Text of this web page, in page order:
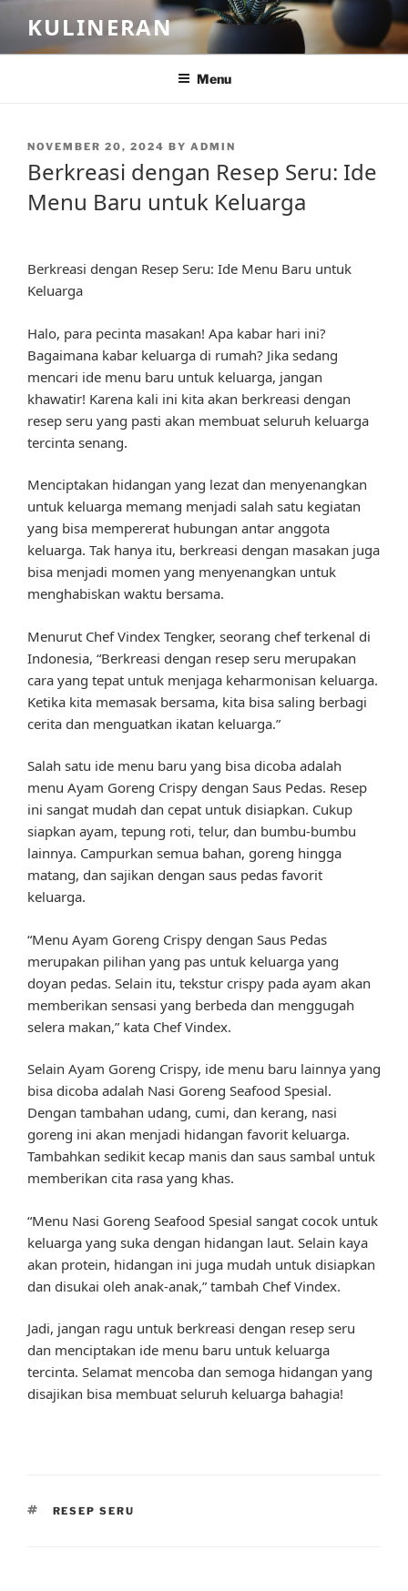
content
KULINERAN
Menu
POSTED
NOVEMBER 20, 2024 BY ADMIN
Berkreasi dengan Resep Seru: Ide
Menu Baru untuk Keluarga
Berkreasi dengan Resep Seru: Ide Menu Baru untuk
Keluarga
Halo, para pecinta masakan! Apa kabar hari ini?
Bagaimana kabar keluarga di rumah? Jika sedang
mencari ide menu baru untuk keluarga, jangan
khawatir! Karena kali ini kita akan berkreasi dengan
resep seru yang pasti akan membuat seluruh keluarga
tercinta senang.
Menciptakan hidangan yang lezat dan menyenangkan
untuk keluarga memang menjadi salah satu kegiatan
yang bisa mempererat hubungan antar anggota
keluarga. Tak hanya itu, berkreasi dengan masakan juga
bisa menjadi momen yang menyenangkan untuk
menghabiskan waktu bersama.
Menurut Chef Vindex Tengker, seorang chef terkenal di
Indonesia, “Berkreasi dengan resep seru merupakan
cara yang tepat untuk menjaga keharmonisan keluarga.
Ketika kita memasak bersama, kita bisa saling berbagi
cerita dan menguatkan ikatan keluarga.”
Salah satu ide menu baru yang bisa dicoba adalah
menu Ayam Goreng Crispy dengan Saus Pedas. Resep
ini sangat mudah dan cepat untuk disiapkan. Cukup
siapkan ayam, tepung roti, telur, dan bumbu-bumbu
lainnya. Campurkan semua bahan, goreng hingga
matang, dan sajikan dengan saus pedas favorit
keluarga.
“Menu Ayam Goreng Crispy dengan Saus Pedas
merupakan pilihan yang pas untuk keluarga yang
doyan pedas. Selain itu, tekstur crispy pada ayam akan
memberikan sensasi yang berbeda dan menggugah
selera makan,” kata Chef Vindex.
Selain Ayam Goreng Crispy, ide menu baru lainnya yang
bisa dicoba adalah Nasi Goreng Seafood Spesial.
Dengan tambahan udang, cumi, dan kerang, nasi
goreng ini akan menjadi hidangan favorit keluarga.
Tambahkan sedikit kecap manis dan saus sambal untuk
memberikan cita rasa yang khas.
“Menu Nasi Goreng Seafood Spesial sangat cocok untuk
keluarga yang suka dengan hidangan laut. Selain kaya
akan protein, hidangan ini juga mudah untuk disiapkan
dan disukai oleh anak-anak,” tambah Chef Vindex.
Jadi, jangan ragu untuk berkreasi dengan resep seru
dan menciptakan ide menu baru untuk keluarga
tercinta. Selamat mencoba dan semoga hidangan yang
disajikan bisa membuat seluruh keluarga bahagia!
TAGS
RESEP SERU